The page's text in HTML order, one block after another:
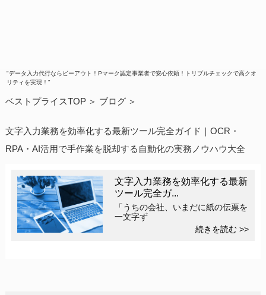
"データ入力代行ならビーアウト！Pマーク認定事業者で安心依頼！トリプルチェックで高クオ
リティを実現！"
ベストプライスTOP ブログ
文字入力業務を効率化する最新ツール完全ガイド｜OCR・
RPA・AI活用で手作業を脱却する自動化の実務ノウハウ大全
文字入力業務を効率化する最新
ツール完全ガ...
「うちの会社、いまだに紙の伝票を
一文字ず
続きを読む >>